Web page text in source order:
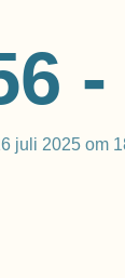
juli 2025 om